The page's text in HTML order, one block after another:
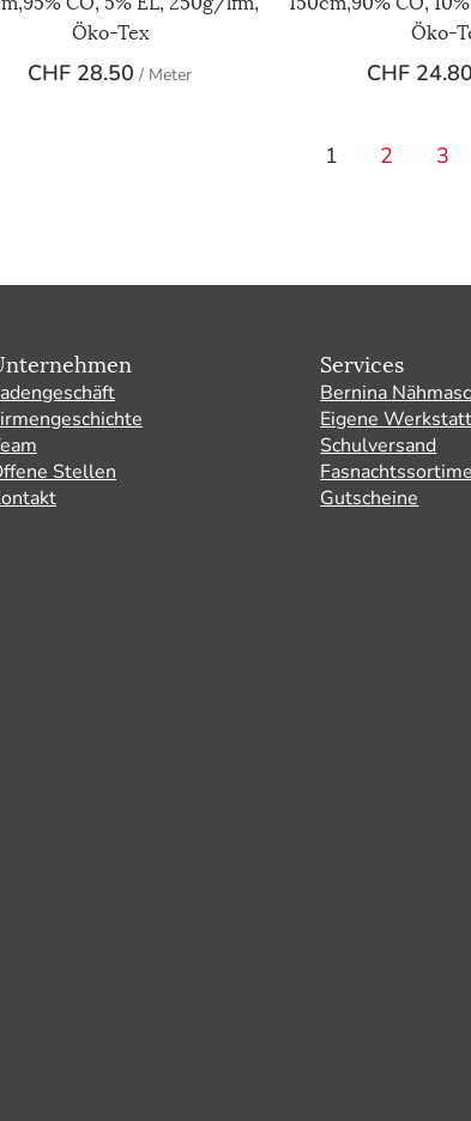
Öko-Tex
CHF 28.50 / Meter
Öko-
CHF 24.80
1 2 3
Stellen
Services
Bernina
Eigene Werkstatt
Schulversand
Gutscheine